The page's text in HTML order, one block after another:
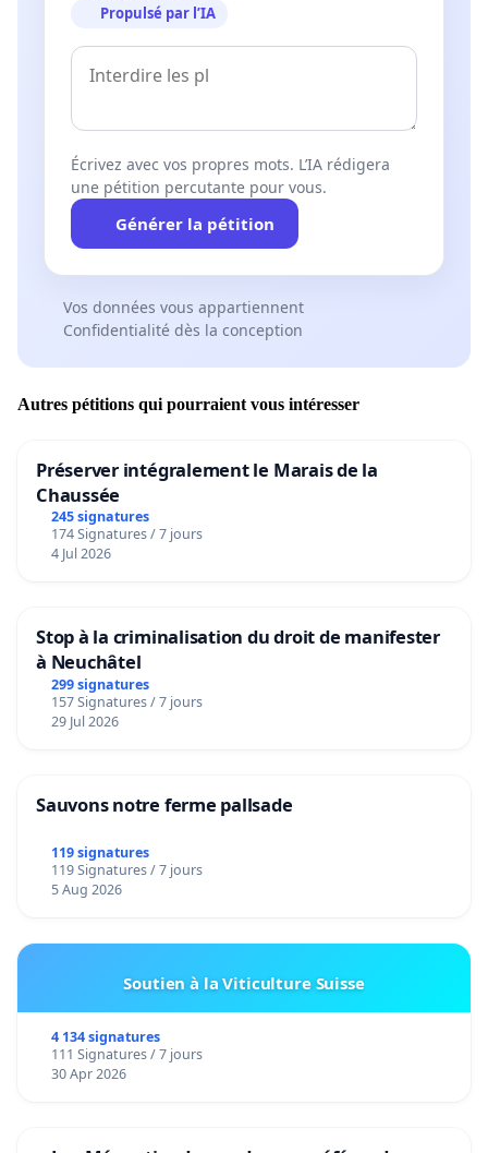
Propulsé par l’IA
Écrivez avec vos propres mots. L’IA rédigera
une pétition percutante pour vous.
Générer la pétition
Vos données vous appartiennent
Confidentialité dès la conception
Autres pétitions qui pourraient vous intéresser
Préserver intégralement le Marais de la
Chaussée
245 signatures
174 Signatures / 7 jours
4 Jul 2026
Stop à la criminalisation du droit de manifester
à Neuchâtel
299 signatures
157 Signatures / 7 jours
29 Jul 2026
Sauvons notre ferme pallsade
119 signatures
119 Signatures / 7 jours
5 Aug 2026
Soutien à la Viticulture Suisse
4 134 signatures
111 Signatures / 7 jours
30 Apr 2026